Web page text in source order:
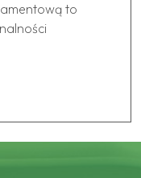
to